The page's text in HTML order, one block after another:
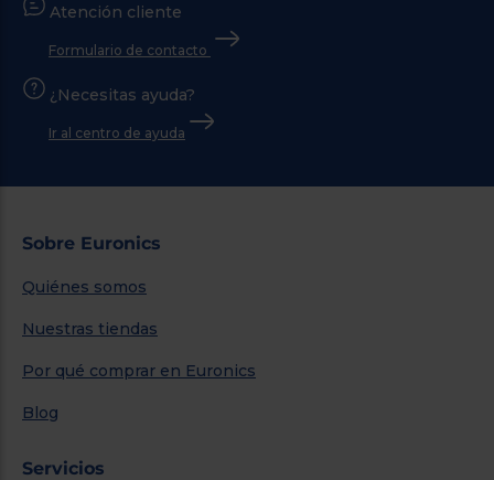
Atención cliente
Formulario de contacto
¿Necesitas ayuda?
Ir al centro de ayuda
Sobre Euronics
Quiénes somos
Nuestras tiendas
Por qué comprar en Euronics
Blog
Servicios